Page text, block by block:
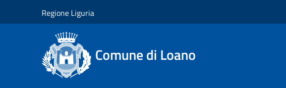
Regione Liguria
Comune di Loano